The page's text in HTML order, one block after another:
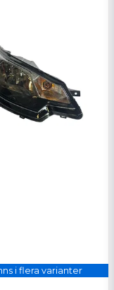
i flera varianter